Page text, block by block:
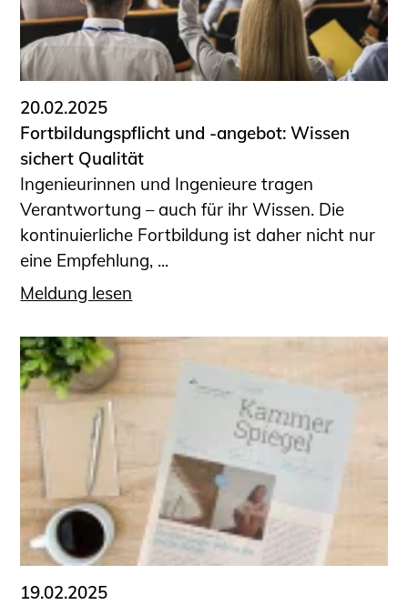
20.02.2025
Fortbildungspflicht und -angebot: Wissen
sichert Qualität
Ingenieurinnen und Ingenieure tragen
Verantwortung – auch für ihr Wissen. Die
kontinuierliche Fortbildung ist daher nicht nur
eine Empfehlung, ...
Meldung lesen
19.02.2025